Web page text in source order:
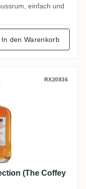
einfach und
In den Warenkorb
Collection
RX20836
(The Coffey